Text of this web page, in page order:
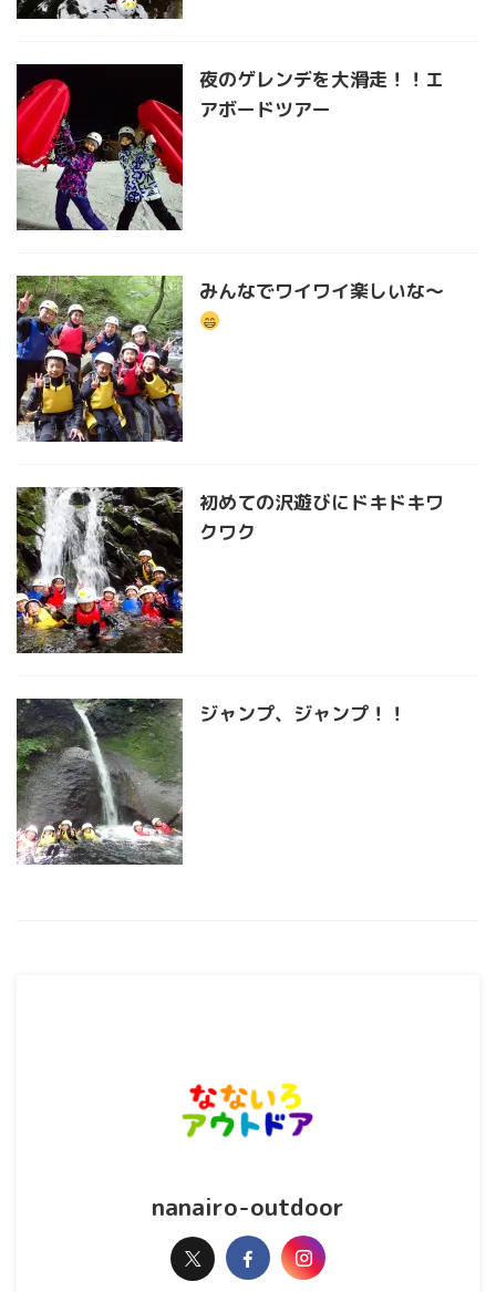
夜のゲレンデを大滑走！！エ
アボードツアー
みんなでワイワイ楽しいな〜
初めての沢遊びにドキドキワ
クワク
ジャンプ、ジャンプ！！
nanairo-outdoor